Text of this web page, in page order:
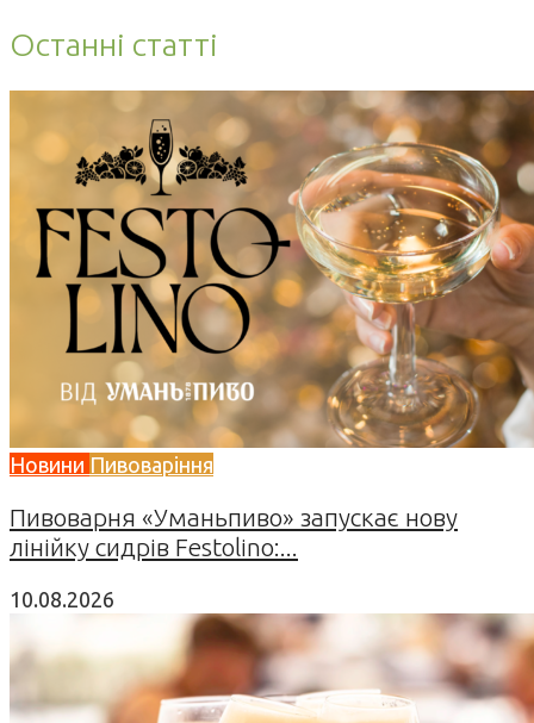
Останні статті
Новини Пивоваріння
Пивоварня «Уманьпиво» запускає нову
лінійку сидрів Festolino:...
10.08.2026